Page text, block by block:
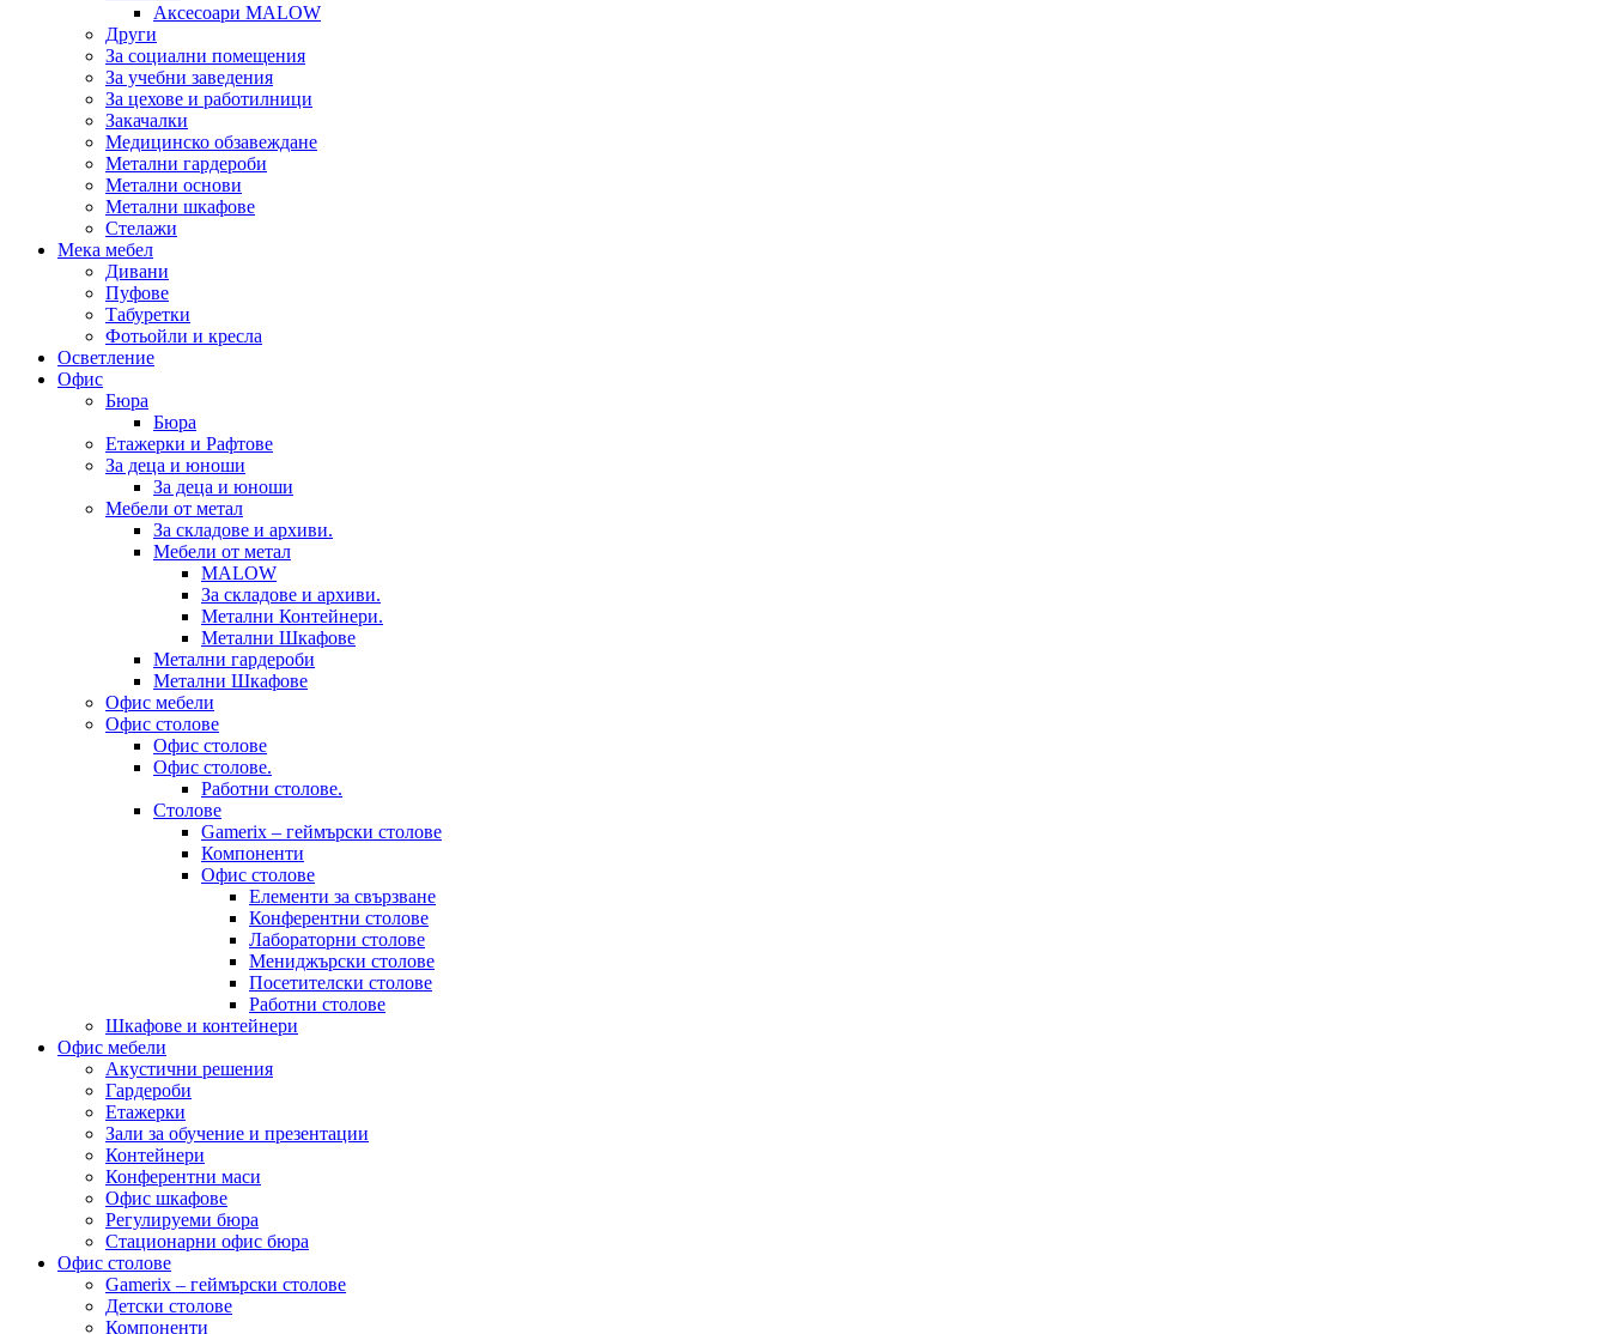
Аксесоари MALOW
Други
За социални помещения
За учебни заведения
За цехове и работилници
Закачалки
Медицинско обзавеждане
Метални гардероби
Метални основи
Метални шкафове
Стелажи
Мека мебел
Дивани
Пуфове
Табуретки
Фотьойли и кресла
Осветление
Офис
Бюра
Бюра
Етажерки и Рафтове
За деца и юноши
За деца и юноши
Мебели от метал
За складове и архиви.
Мебели от метал
MALOW
За складове и архиви.
Метални Контейнери.
Метални Шкафове
Метални гардероби
Метални Шкафове
Офис мебели
Офис столове
Офис столове
Офис столове.
Работни столове.
Столове
Gamerix – геймърски столове
Компоненти
Офис столове
Елементи за свързване
Конферентни столове
Лабораторни столове
Мениджърски столове
Посетителски столове
Работни столове
Шкафове и контейнери
Офис мебели
Акустични решения
Гардероби
Етажерки
Зали за обучение и презентации
Контейнери
Конферентни маси
Офис шкафове
Регулируеми бюра
Стационарни офис бюра
Офис столове
Gamerix – геймърски столове
Детски столове
Компоненти